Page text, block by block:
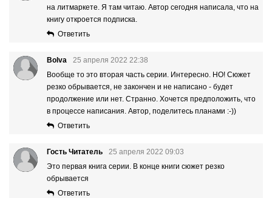
на литмаркете. Я там читаю. Автор сегодня написала, что на
книгу откроется подписка.
Ответить
Bolva
25 апреля 2022 22:38
Вообще то это вторая часть серии. Интересно. НО! Сюжет
резко обрывается, не закончен и не написано - будет
продолжение или нет. Странно. Хочется предположить, что
в процессе написания. Автор, поделитесь планами :-))
Ответить
Гость Читатель
25 апреля 2022 09:03
Это первая книга серии. В конце книги сюжет резко
обрывается
Ответить